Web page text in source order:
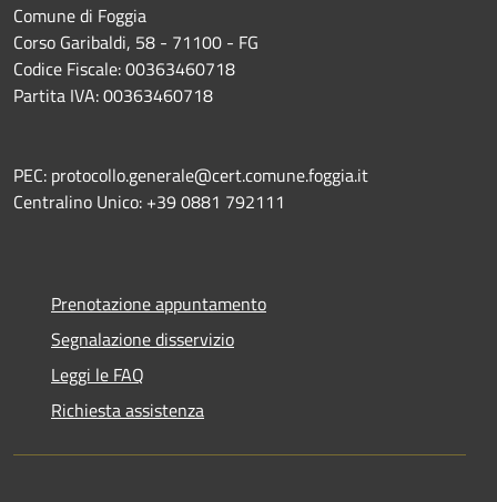
Comune di Foggia
Corso Garibaldi, 58 - 71100 - FG
Codice Fiscale: 00363460718
Partita IVA: 00363460718
PEC: protocollo.generale@cert.comune.foggia.it
Centralino Unico: +39 0881 792111
Prenotazione appuntamento
Segnalazione disservizio
Leggi le FAQ
Richiesta assistenza